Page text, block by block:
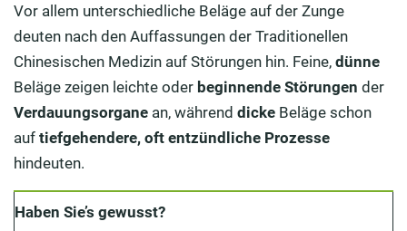
Vor allem unterschiedliche Beläge auf der Zunge
deuten nach den Auffassungen der Traditionellen
Chinesischen Medizin auf Störungen hin. Feine, dünne
Beläge zeigen leichte oder beginnende Störungen der
Verdauungsorgane an, während dicke Beläge schon
auf tiefgehendere, oft entzündliche Prozesse
hindeuten.
Haben Sie’s gewusst?